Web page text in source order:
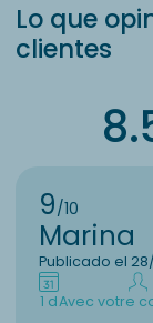
Lo que
clientes
9/10
Marina
Publicado el
1 dAvec votre